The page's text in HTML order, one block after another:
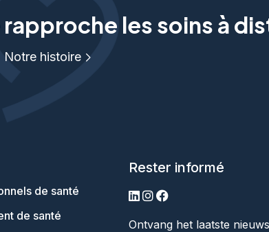
les soins à
Notre histoire
de santé
de santé
Rester informé
LinkedIn
Instagram
Facebook
Ontvang het laatste